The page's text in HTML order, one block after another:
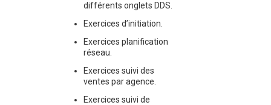
différents onglets DDS.
Exercices d’initiation.
Exercices planification
réseau.
Exercices suivi des
ventes par agence.
Exercices suivi de